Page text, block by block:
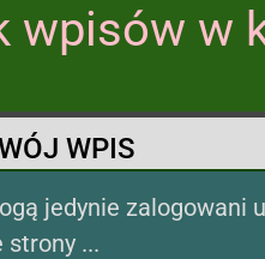
wpisów w
WPIS
jedynie zalogowani
strony ...